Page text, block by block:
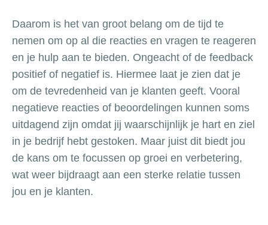
Daarom is het van groot belang om de tijd te
nemen om op al die reacties en vragen te reageren
en je hulp aan te bieden. Ongeacht of de feedback
positief of negatief is. Hiermee laat je zien dat je
om de tevredenheid van je klanten geeft. Vooral
negatieve reacties of beoordelingen kunnen soms
uitdagend zijn omdat jij waarschijnlijk je hart en ziel
in je bedrijf hebt gestoken. Maar juist dit biedt jou
de kans om te focussen op groei en verbetering,
wat weer bijdraagt aan een sterke relatie tussen
jou en je klanten.